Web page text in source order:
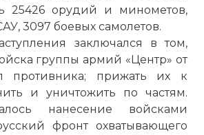
25426 орудий и минометов,
3097 боевых самолетов.
заключался в том,
группы армий «Центр» от
противника; прижать их к
и уничтожить по частям.
нанесение войсками
фронт охватывающего